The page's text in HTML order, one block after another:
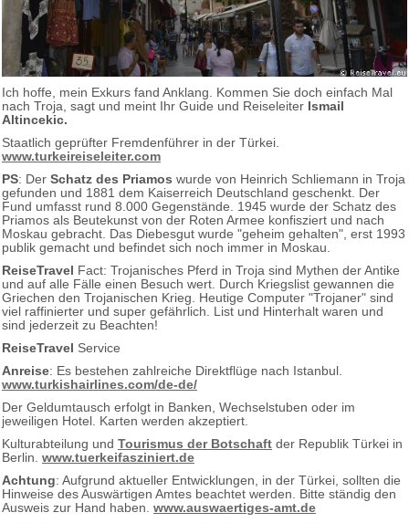
Ich hoffe, mein Exkurs fand Anklang. Kommen Sie doch einfach Mal
nach Troja, sagt und meint Ihr Guide und Reiseleiter Ismail
Altincekic.
Staatlich geprüfter Fremdenführer in der Türkei.
www.turkeireiseleiter.com
PS: Der Schatz des Priamos wurde von Heinrich Schliemann in Troja
gefunden und 1881 dem Kaiserreich Deutschland geschenkt. Der
Fund umfasst rund 8.000 Gegenstände. 1945 wurde der Schatz des
Priamos als Beutekunst von der Roten Armee konfisziert und nach
Moskau gebracht. Das Diebesgut wurde "geheim gehalten", erst 1993
publik gemacht und befindet sich noch immer in Moskau.
ReiseTravel
Fact: Trojanisches Pferd in Troja sind Mythen der Antike
und auf alle Fälle einen Besuch wert. Durch Kriegslist gewannen die
Griechen den Trojanischen Krieg. Heutige Computer "Trojaner" sind
viel raffinierter und super gefährlich. List und Hinterhalt waren und
sind jederzeit zu Beachten!
ReiseTravel Service
Anreise: Es bestehen zahlreiche Direktflüge nach Istanbul.
www.turkishairlines.com/de-de/
Der Geldumtausch erfolgt in Banken, Wechselstuben oder im
jeweiligen Hotel. Karten werden akzeptiert.
Kulturabteilung und Tourismus der Botschaft der Republik Türkei in
Berlin. www.tuerkeifasziniert.de
Achtung: Aufgrund aktueller Entwicklungen, in der Türkei, sollten die
Hinweise des Auswärtigen Amtes beachtet werden. Bitte ständig den
Ausweis zur Hand haben. www.auswaertiges-amt.de